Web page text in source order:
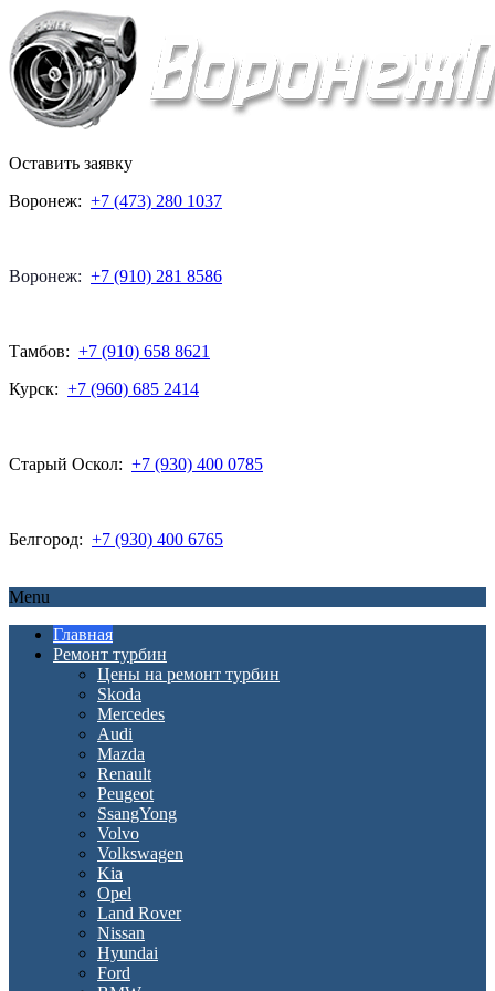
Оставить заявку
Воронеж: +7 (473) 280 1037
Воронеж: +7 (910) 281 8586
Тамбов: +7 (910) 658 8621
Курск: +7 (960) 685 2414
Старый Оскол: +7 (930) 400 0785
Белгород: +7 (930) 400 6765
Menu
Главная
Ремонт турбин
Цены на ремонт турбин
Skoda
Mercedes
Audi
Mazda
Renault
Peugeot
SsangYong
Volvo
Volkswagen
Kia
Opel
Land Rover
Nissan
Hyundai
Ford